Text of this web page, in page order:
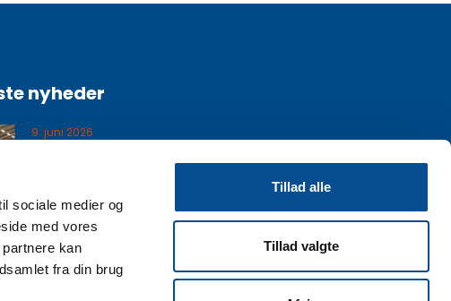
sociale medier og
med vores
kan
fra din brug
Tillad alle
Tillad valgte
nyheder
9. juni 2026
28. maj 2026
En superfed læreplads